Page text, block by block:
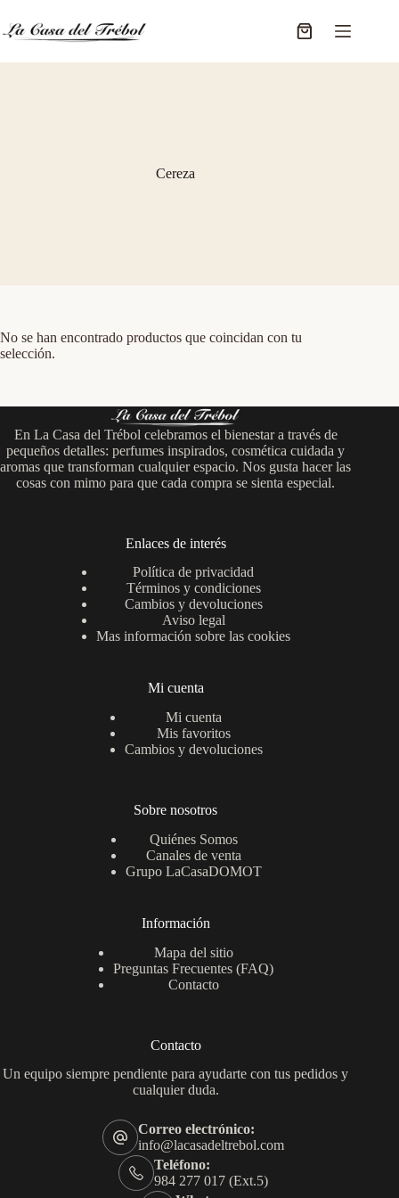
contenido
Carro
Cereza
No se han encontrado productos que coincidan con tu
selección.
En La Casa del Trébol celebramos el bienestar a través de
pequeños detalles: perfumes inspirados, cosmética cuidada y
aromas que transforman cualquier espacio. Nos gusta hacer las
cosas con mimo para que cada compra se sienta especial.
Enlaces de interés
Política de privacidad
Términos y condiciones
Cambios y devoluciones
Aviso legal
Mas información sobre las cookies
Mi cuenta
Mi cuenta
Mis favoritos
Cambios y devoluciones
Sobre nosotros
Quiénes Somos
Canales de venta
Grupo LaCasaDOMOT
Información
Mapa del sitio
Preguntas Frecuentes (FAQ)
Contacto
Contacto
Un equipo siempre pendiente para ayudarte con tus pedidos y
cualquier duda.
Correo electrónico:
info@lacasadeltrebol.com
Teléfono:
984 277 017 (Ext.5)